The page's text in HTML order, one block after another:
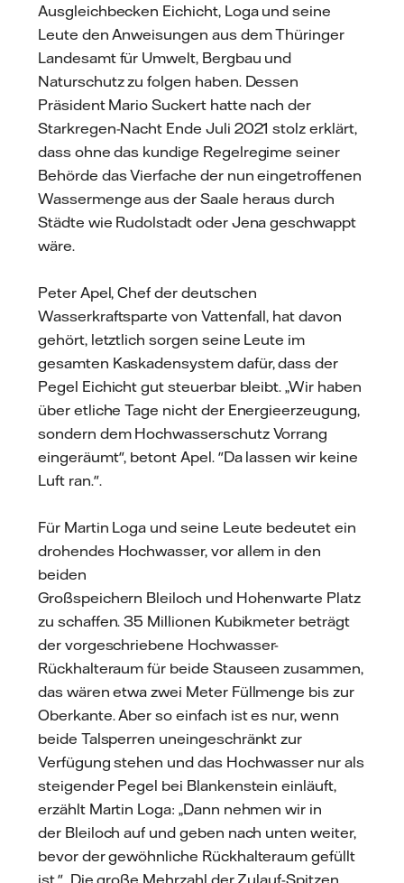
Ausgleichbecken Eichicht, Loga und seine
Leute den Anweisungen aus dem Thüringer
Landesamt für Umwelt, Bergbau und
Naturschutz zu folgen haben. Dessen
Präsident Mario Suckert hatte nach der
Starkregen-Nacht Ende Juli 2021 stolz erklärt,
dass ohne das kundige Regelregime seiner
Behörde das Vierfache der nun eingetroffenen
Wassermenge aus der Saale heraus durch
Städte wie Rudolstadt oder Jena geschwappt
wäre.
Peter Apel, Chef der deutschen
Wasserkraftsparte von Vattenfall, hat davon
gehört, letztlich sorgen seine Leute im
gesamten Kaskadensystem dafür, dass der
Pegel Eichicht gut steuerbar bleibt. „Wir haben
über etliche Tage nicht der Energieerzeugung,
sondern dem Hochwasserschutz Vorrang
eingeräumt", betont Apel. "Da lassen wir keine
Luft ran.".
Für Martin Loga und seine Leute bedeutet ein
drohendes Hochwasser, vor allem in den
beiden
Großspeichern Bleiloch und Hohenwarte Platz
zu schaffen. 35 Millionen Kubikmeter beträgt
der vorgeschriebene Hochwasser-
Rückhalteraum für beide Stauseen zusammen,
das wären etwa zwei Meter Füllmenge bis zur
Oberkante. Aber so einfach ist es nur, wenn
beide Talsperren uneingeschränkt zur
Verfügung stehen und das Hochwasser nur als
steigender Pegel bei Blankenstein einläuft,
erzählt Martin Loga: „Dann nehmen wir in
der Bleiloch auf und geben nach unten weiter,
bevor der gewöhnliche Rückhalteraum gefüllt
ist." Die große Mehrzahl der Zulauf-Spitzen